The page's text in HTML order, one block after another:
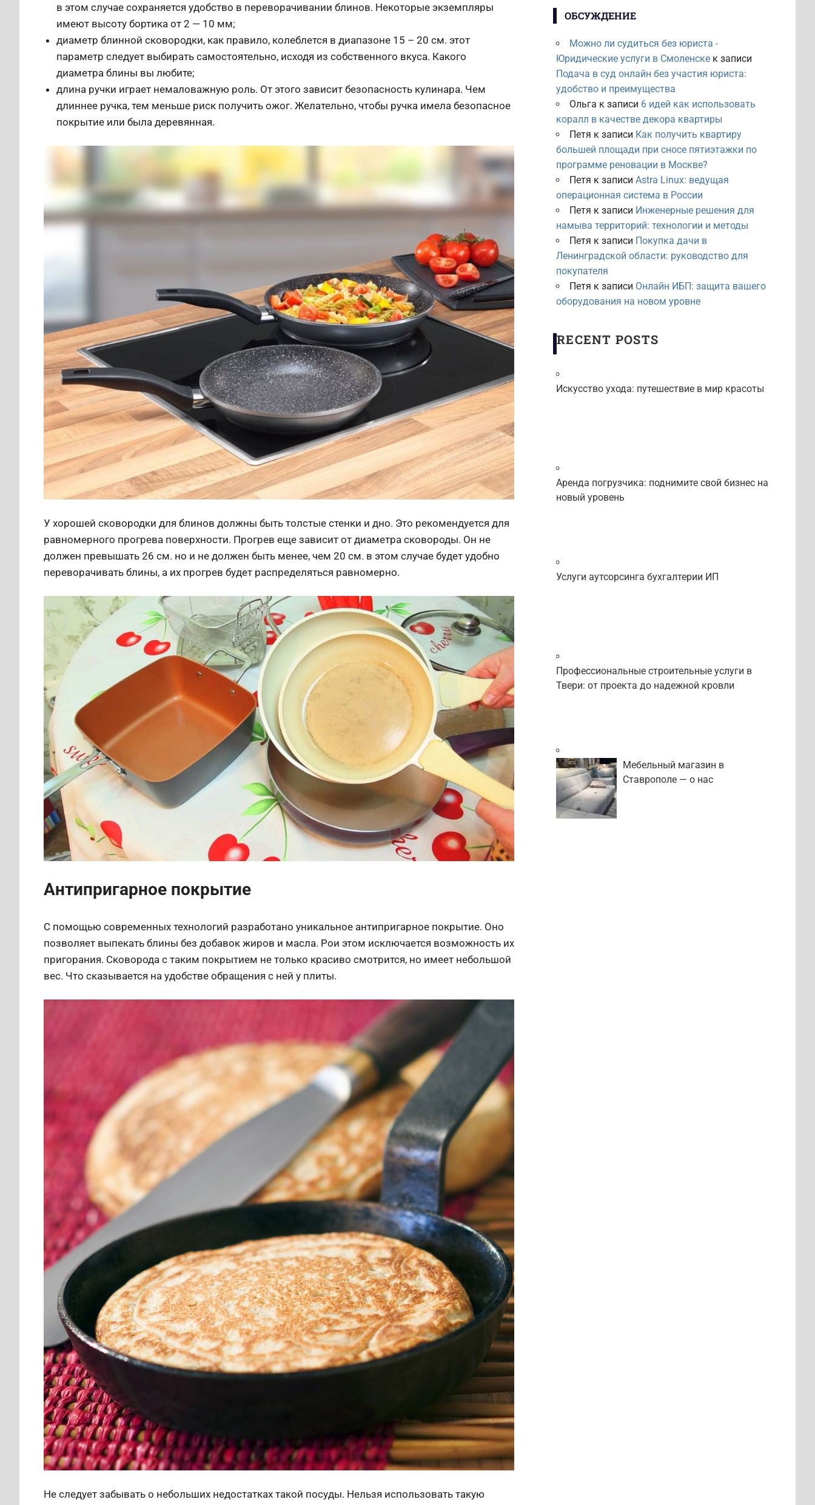
в этом случае сохраняется удобство в переворачивании блинов. Некоторые экземпляры
имеют высоту бортика от 2 — 10 мм;
диаметр блинной сковородки, как правило, колеблется в диапазоне 15 – 20 см. этот
параметр следует выбирать самостоятельно, исходя из собственного вкуса. Какого
диаметра блины вы любите;
длина ручки играет немаловажную роль. От этого зависит безопасность кулинара. Чем
длиннее ручка, тем меньше риск получить ожог. Желательно, чтобы ручка имела безопасное
покрытие или была деревянная.
У хорошей сковородки для блинов должны быть толстые стенки и дно. Это рекомендуется для
равномерного прогрева поверхности. Прогрев еще зависит от диаметра сковороды. Он не
должен превышать 26 см. но и не должен быть менее, чем 20 см. в этом случае будет удобно
переворачивать блины, а их прогрев будет распределяться равномерно.
Антипригарное покрытие
С помощью современных технологий разработано уникальное антипригарное покрытие. Оно
позволяет выпекать блины без добавок жиров и масла. Рои этом исключается возможность их
пригорания. Сковорода с таким покрытием не только красиво смотрится, но имеет небольшой
вес. Что сказывается на удобстве обращения с ней у плиты.
Не следует забывать о небольших недостатках такой посуды. Нельзя использовать такую
ОБСУЖДЕНИЕ
Можно ли судиться без юриста -
Юридические услуги в Смоленскек записи
Подача в суд онлайн без участия юриста:
удобство и преимущества
Ольга к записи 6 идей как использовать
коралл в качестве декора квартиры
Петя к записи Как получить квартиру
большей площади при сносе пятиэтажки по
программе реновации в Москве?
Петя к записи Astra Linux: ведущая
операционная система в России
Петя к записи Инженерные решения для
намыва территорий: технологии и методы
Петя к записи Покупка дачи в
Ленинградской области: руководство для
покупателя
Петя к записи Онлайн ИБП: защита вашего
оборудования на новом уровне
RECENT POSTS
Искусство ухода: путешествие в мир красоты
Аренда погрузчика: поднимите свой бизнес на
новый уровень
Услуги аутсорсинга бухгалтерии ИП
Профессиональные строительные услуги в
Твери: от проекта до надежной кровли
Мебельный магазин в
Ставрополе — о нас